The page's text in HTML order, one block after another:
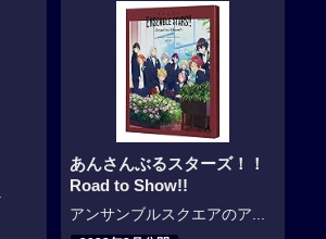
あんさんぶるスターズ！！
Road to Show!!
アンサンブルスクエアのア...